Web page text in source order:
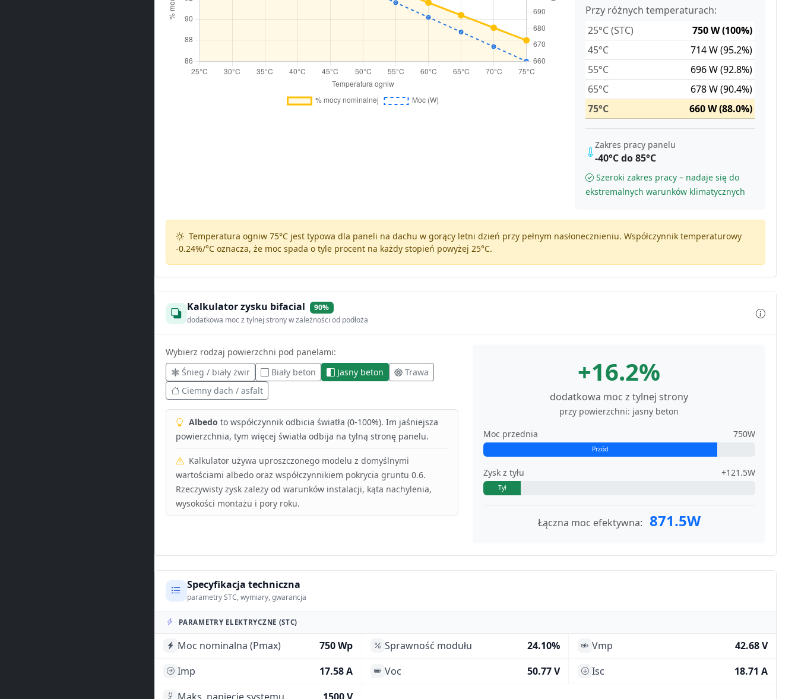
Przy różnych temperaturach:
25°C (STC)
750 W (100%)
45°C
714 W (95.2%)
55°C
696 W (92.8%)
65°C
678 W (90.4%)
75°C
660 W (88.0%)
Zakres pracy panelu
-40°C do 85°C
Szeroki zakres pracy – nadaje się do
ekstremalnych warunków klimatycznych
Temperatura ogniw 75°C jest typowa dla paneli na dachu w gorący letni dzień przy pełnym nasłonecznieniu. Współczynnik temperaturowy
-0.24%/°Coznacza, że moc spada o tyle procent na każdy stopień powyżej 25°C.
Kalkulator zysku bifacial
90%
dodatkowa moc z tylnej strony w zależności od podłoża
Wybierz rodzaj powierzchni pod panelami:
Śnieg / biały żwir
Biały beton Jasny beton
Trawa
Ciemny dach / asfalt
Albedo to współczynnik odbicia światła (0-100%). Im jaśniejsza
powierzchnia, tym więcej światła odbija na tylną stronę panelu.
Kalkulator używa uproszczonego modelu z domyślnymi
wartościami albedo oraz współczynnikiem pokrycia gruntu 0.6.
Rzeczywisty zysk zależy od warunków instalacji, kąta nachylenia,
wysokości montażu i pory roku.
+16.2%
dodatkowa moc z tylnej strony
przy powierzchni: jasny beton
Moc przednia
750W
Przód
Zysk z tyłu +121.5W
Tył
Łączna moc efektywna: 871.5W
Specyfikacja techniczna
parametry STC, wymiary, gwarancja
PARAMETRY ELEKTRYCZNE (STC)
Moc nominalna (Pmax) 750 Wp Sprawność modułu 24.10% Vmp
42.68 V
Imp
17.58 A Voc 50.77 V Isc
18.71 A
Maks. napięcie systemu
1500 V